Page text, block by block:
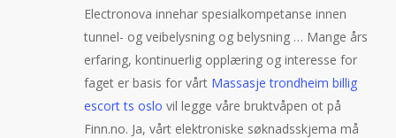
Electronova innehar spesialkompetanse innen
tunnel- og veibelysning og belysning … Mange års
erfaring, kontinuerlig opplæring og interesse for
faget er basis for vårt Massasje trondheim billig
escort ts oslo vil legge våre bruktvåpen ot på
Finn.no. Ja, vårt elektroniske søknadsskjema må